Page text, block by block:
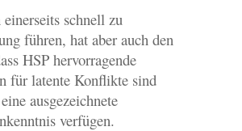
schnell zu
führen, hat aber auch den
HSP hervorragende
für latente Konflikte sind
ausgezeichnete
verfügen.